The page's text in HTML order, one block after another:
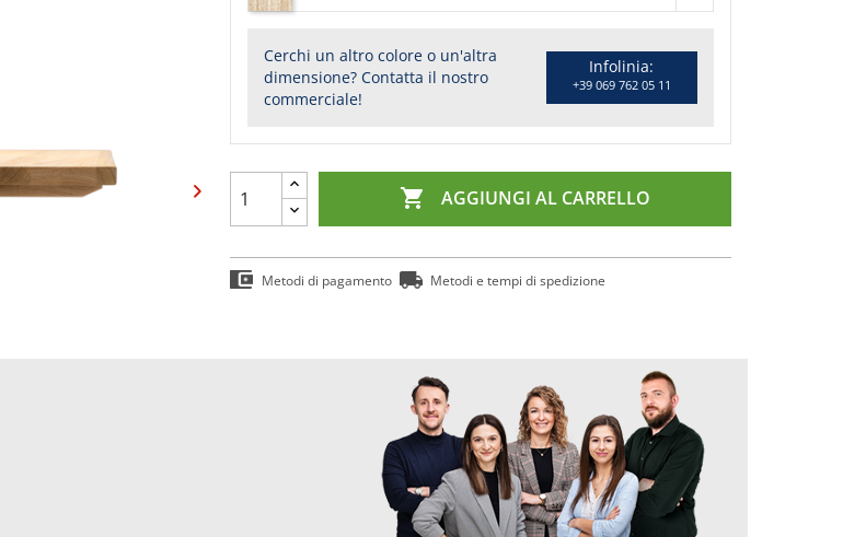
Cerchi un altro colore o un'altra
dimensione? Contatta il nostro
commerciale!
Infolinia:
+39 069 762 05 11
 AGGIUNGI AL CARRELLO
Metodi di pagamento Metodi e tempi di spedizione